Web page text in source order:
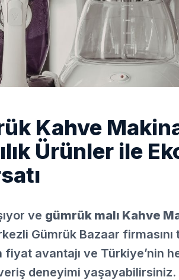
Kahve
Ürünler ile
ve gümrük malı Kahve
Gümrük Bazaar
avantajı ve Türkiye’nin
deneyimi yaşayabilirsiniz.